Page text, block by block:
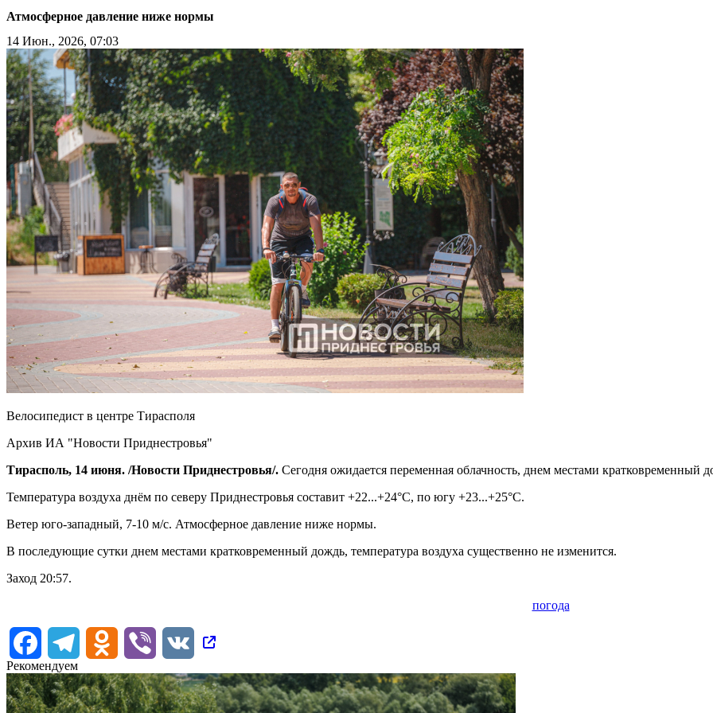
Атмосферное давление ниже нормы
14 Июн., 2026, 07:03
Велосипедист в центре Тирасполя
Архив ИА "Новости Приднестровья"
Тирасполь, 14 июня. /Новости Приднестровья/. Сегодня ожидается переменная облачность, днем местами кратковременный
Температура воздуха днём по северу Приднестровья составит +22...+24°С, по югу +23...+25°С.
Ветер юго-западный, 7-10 м/с. Атмосферное давление ниже нормы.
В последующие сутки днем местами кратковременный дождь, температура воздуха существенно не изменится.
Заход 20:57.
погода
FacebookTelegram Odnoklassniki
Viber
VK
Рекомендуем